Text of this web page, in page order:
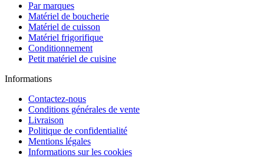
Par marques
Matériel de boucherie
Matériel de cuisson
Matériel frigorifique
Conditionnement
Petit matériel de cuisine
Informations
Contactez-nous
Conditions générales de vente
Livraison
Politique de confidentialité
Mentions légales
Informations sur les cookies